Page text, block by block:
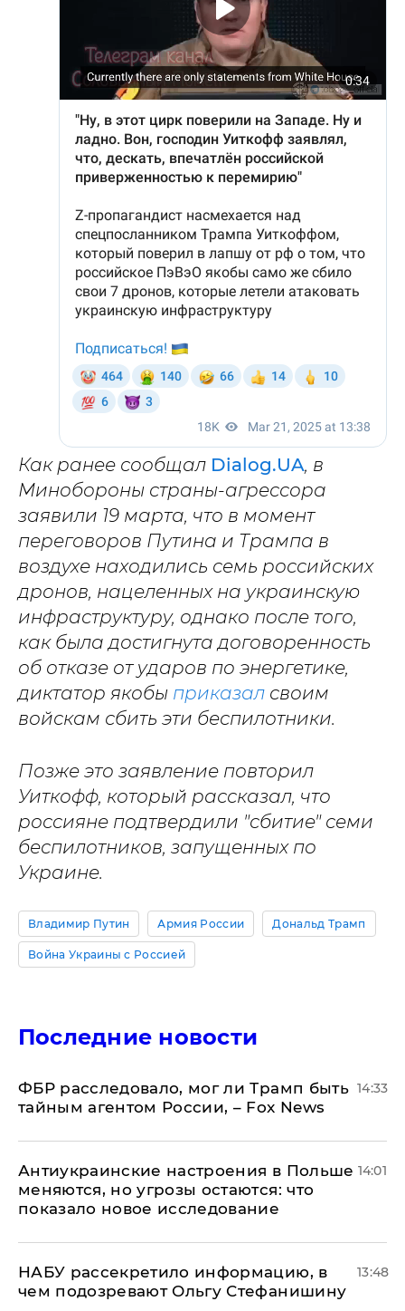
Как ранее сообщал Dialog.UA, в
Минобороны страны-агрессора
заявили 19 марта, что в момент
переговоров Путина и Трампа в
воздухе находились семь российских
дронов, нацеленных на украинскую
инфраструктуру, однако после того,
как была достигнута договоренность
об отказе от ударов по энергетике,
диктатор якобы приказал своим
войскам сбить эти беспилотники.
Позже это заявление повторил
Уиткофф, который рассказал, что
россияне подтвердили "сбитие" семи
беспилотников, запущенных по
Украине.
Владимир Путин Армия России Дональд Трамп
Война Украины с Россией
Последние новости
ФБР расследовало, мог ли Трамп быть
тайным агентом России, – Fox News
14:33
Антиукраинские настроения в Польше
меняются, но угрозы остаются: что
показало новое исследование
14:01
НАБУ рассекретило информацию, в
чем подозревают Ольгу Стефанишину
13:48